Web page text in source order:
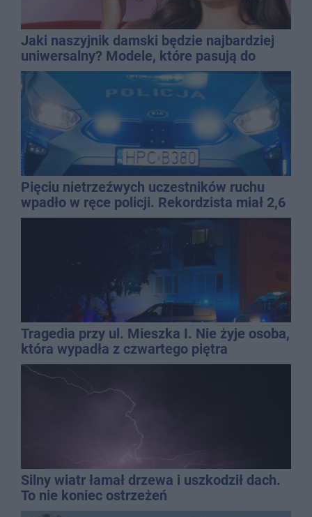
Jaki naszyjnik damski będzie najbardziej
uniwersalny? Modele, które pasują do
wielu stylizacji
Pięciu nietrzeźwych uczestników ruchu
wpadło w ręce policji. Rekordzista miał 2,6
promila
Tragedia przy ul. Mieszka I. Nie żyje osoba,
która wypadła z czwartego piętra
Silny wiatr łamał drzewa i uszkodził dach.
To nie koniec ostrzeżeń